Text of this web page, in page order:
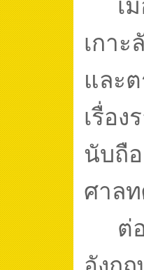
เกา
และ
เรื่อ
นับถื
ศาล
ต่